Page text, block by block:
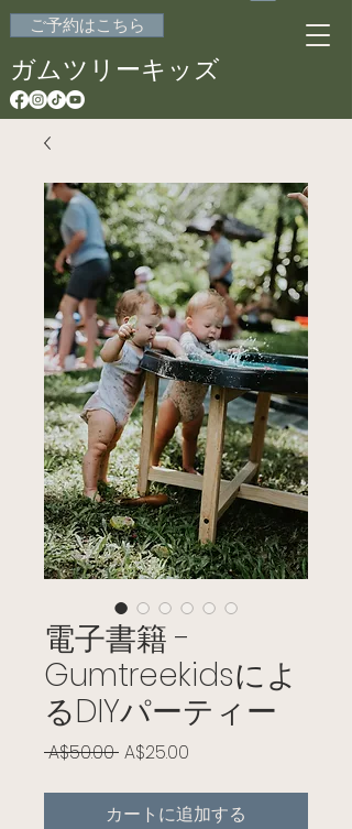
ご予約はこちら
ガムツリーキッズ
電子書籍 -
Gumtreekidsによ
るDIYパーティー
A$50.00 通常価格
A$25.00
カートに追加する